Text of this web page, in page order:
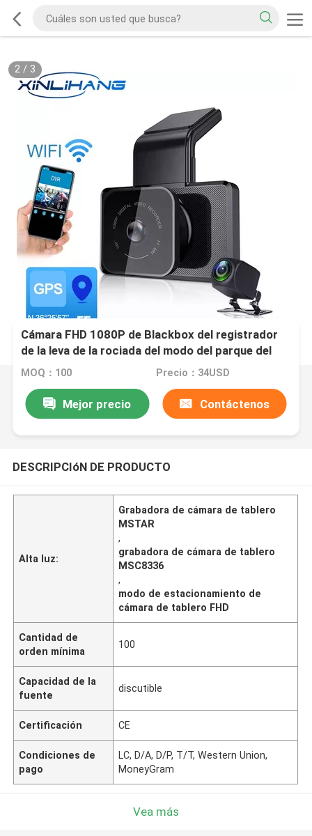
2/ 3
Cámara FHD 1080P de Blackbox del registrador
de la leva de la rociada del modo del parque del
vehículo de MSTAR MSC8336
MOQ：100 Precio：34USD
Mejor precio Contáctenos
DESCRIPCIóN DE PRODUCTO
Alta luz:
Grabadora de cámara de tablero
MSTAR
,
grabadora de cámara de tablero
MSC8336
,
modo de estacionamiento de
cámara de tablero FHD
Cantidad de
orden mínima
100
Capacidad de la
fuente
discutible
Certificación CE
Condiciones de
pago
LC, D/A, D/P, T/T, Western Union,
MoneyGram
Vea más